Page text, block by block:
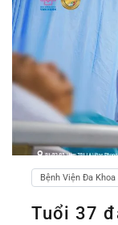
Bệnh Viện Đa Khoa
Tuổi 37